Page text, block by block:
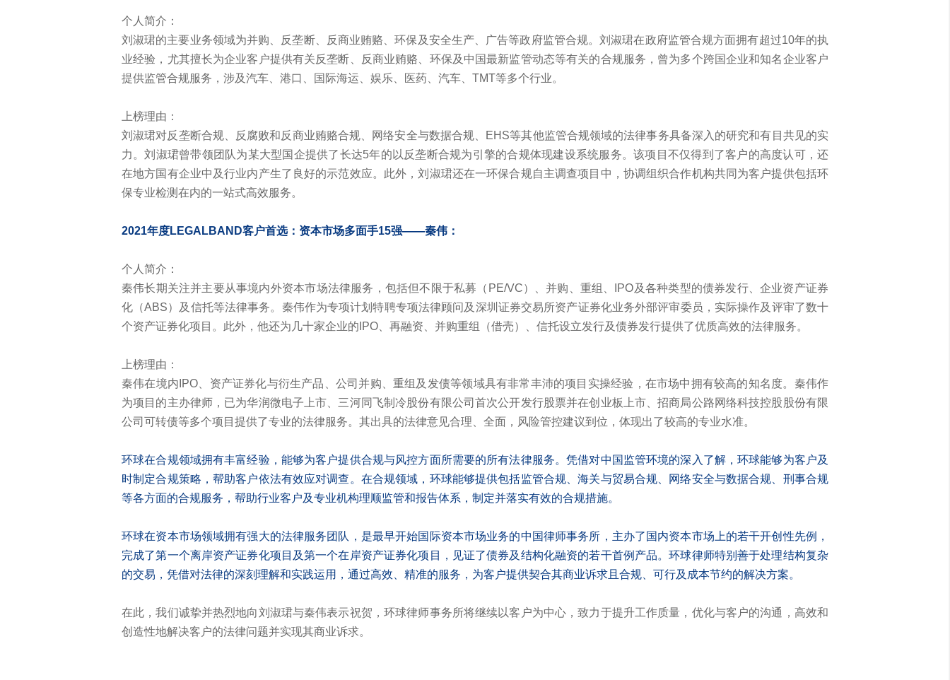
个人简介：
刘淑珺的主要业务领域为并购、反垄断、反商业贿赂、环保及安全生产、广告等政府监管合规。刘淑珺在政府监管合规方面拥有超过10年的执
业经验，尤其擅长为企业客户提供有关反垄断、反商业贿赂、环保及中国最新监管动态等有关的合规服务，曾为多个跨国企业和知名企业客户
提供监管合规服务，涉及汽车、港口、国际海运、娱乐、医药、汽车、TMT等多个行业。
上榜理由：
刘淑珺对反垄断合规、反腐败和反商业贿赂合规、网络安全与数据合规、EHS等其他监管合规领域的法律事务具备深入的研究和有目共见的实
力。刘淑珺曾带领团队为某大型国企提供了长达5年的以反垄断合规为引擎的合规体现建设系统服务。该项目不仅得到了客户的高度认可，还
在地方国有企业中及行业内产生了良好的示范效应。此外，刘淑珺还在一环保合规自主调查项目中，协调组织合作机构共同为客户提供包括环
保专业检测在内的一站式高效服务。
2021年度LEGALBAND客户首选：资本市场多面手15强——秦伟：
个人简介：
秦伟长期关注并主要从事境内外资本市场法律服务，包括但不限于私募（PE/VC）、并购、重组、IPO及各种类型的债券发行、企业资产证券
化（ABS）及信托等法律事务。秦伟作为专项计划特聘专项法律顾问及深圳证券交易所资产证券化业务外部评审委员，实际操作及评审了数十
个资产证券化项目。此外，他还为几十家企业的IPO、再融资、并购重组（借壳）、信托设立发行及债券发行提供了优质高效的法律服务。
上榜理由：
秦伟在境内IPO、资产证券化与衍生产品、公司并购、重组及发债等领域具有非常丰沛的项目实操经验，在市场中拥有较高的知名度。秦伟作
为项目的主办律师，已为华润微电子上市、三河同飞制冷股份有限公司首次公开发行股票并在创业板上市、招商局公路网络科技控股股份有限
公司可转债等多个项目提供了专业的法律服务。其出具的法律意见合理、全面，风险管控建议到位，体现出了较高的专业水准。
环球在合规领域拥有丰富经验，能够为客户提供合规与风控方面所需要的所有法律服务。凭借对中国监管环境的深入了解，环球能够为客户及
时制定合规策略，帮助客户依法有效应对调查。在合规领域，环球能够提供包括监管合规、海关与贸易合规、网络安全与数据合规、刑事合规
等各方面的合规服务，帮助行业客户及专业机构理顺监管和报告体系，制定并落实有效的合规措施。
环球在资本市场领域拥有强大的法律服务团队，是最早开始国际资本市场业务的中国律师事务所，主办了国内资本市场上的若干开创性先例，
完成了第一个离岸资产证券化项目及第一个在岸资产证券化项目，见证了债券及结构化融资的若干首例产品。环球律师特别善于处理结构复杂
的交易，凭借对法律的深刻理解和实践运用，通过高效、精准的服务，为客户提供契合其商业诉求且合规、可行及成本节约的解决方案。
在此，我们诚挚并热烈地向刘淑珺与秦伟表示祝贺，环球律师事务所将继续以客户为中心，致力于提升工作质量，优化与客户的沟通，高效和
创造性地解决客户的法律问题并实现其商业诉求。